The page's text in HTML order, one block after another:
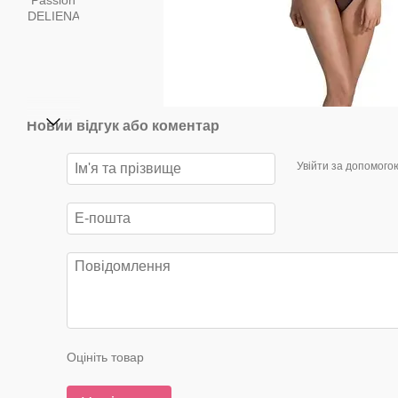
Новий відгук або коментар
Увійти за
Оцініть товар